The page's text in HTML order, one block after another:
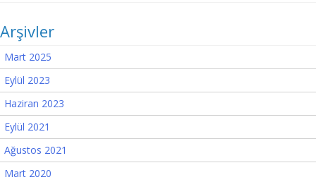
Arşivler
Mart 2025
Eylül 2023
Haziran 2023
Eylül 2021
Ağustos 2021
Mart 2020